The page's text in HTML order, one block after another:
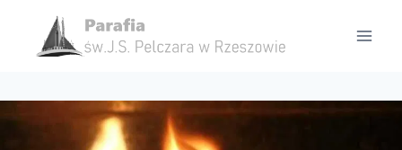
treści